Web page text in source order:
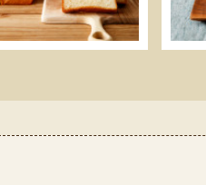
すべての商品を見る